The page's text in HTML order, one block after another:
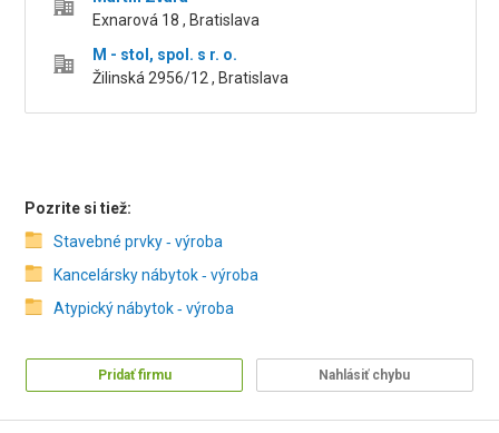
Exnarová 18 , Bratislava
M - stol, spol. s r. o.
Žilinská 2956/12‎ , Bratislava
Pozrite si tiež:
Stavebné prvky ‑ výroba
Kancelársky nábytok ‑ výroba
Atypický nábytok ‑ výroba
Pridať firmu Nahlásiť chybu